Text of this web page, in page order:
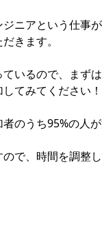
ニアという仕事
きます。
いるので、まず
てみてください！
のうち95%の人
で、時間を調整